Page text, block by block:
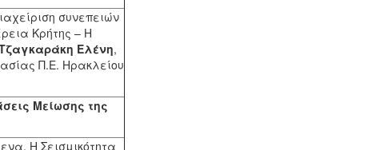
συνεπειών
Κρήτης – Η
Ελένη,
Π.Ε. Ηρακλείου
Μείωσης της
Η Σεισμικότητα